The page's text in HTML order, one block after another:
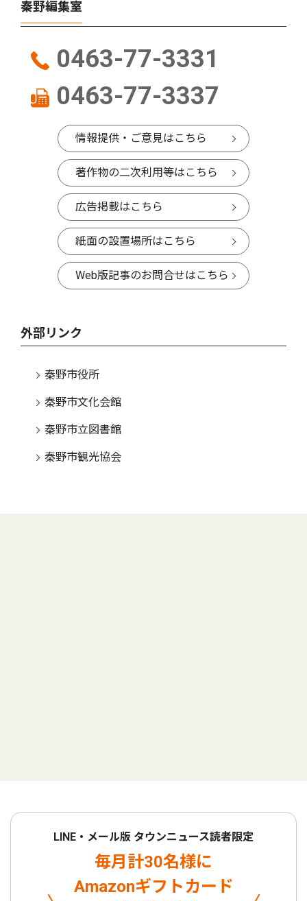
秦野編集室
0463-77-3331
0463-77-3337
情報提供・ご意見はこちら
著作物の二次利用等はこちら
広告掲載はこちら
紙面の設置場所はこちら
Web版記事のお問合せはこちら
外部リンク
秦野市役所
秦野市文化会館
秦野市立図書館
秦野市観光協会
LINE・メール版 タウンニュース読者限定
毎月計30名様に
Amazonギフトカード